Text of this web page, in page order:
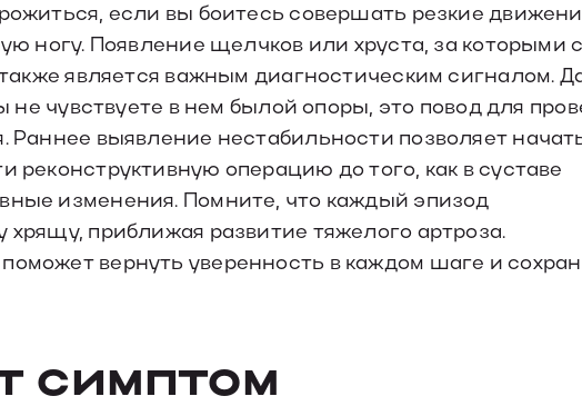
если вы боитесь совершать резкие
ногу. Появление щелчков или хруста, за которыми
является важным диагностическим сигналом.
не чувствуете в нем былой опоры, это повод для
Раннее выявление нестабильности позволяет
реконструктивную операцию до того, как в суставе
изменения. Помните, что каждый эпизод
приближая развитие тяжелого артроза.
вернуть уверенность в каждом шаге и
симптом